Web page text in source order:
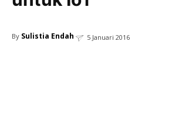
By Sulistia Endah 5 Januari 2016